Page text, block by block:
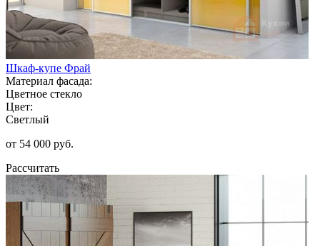
Шкаф-купе Фрай
Материал фасада:
Цветное стекло
Цвет:
Светлый
от 54 000 руб.
Рассчитать